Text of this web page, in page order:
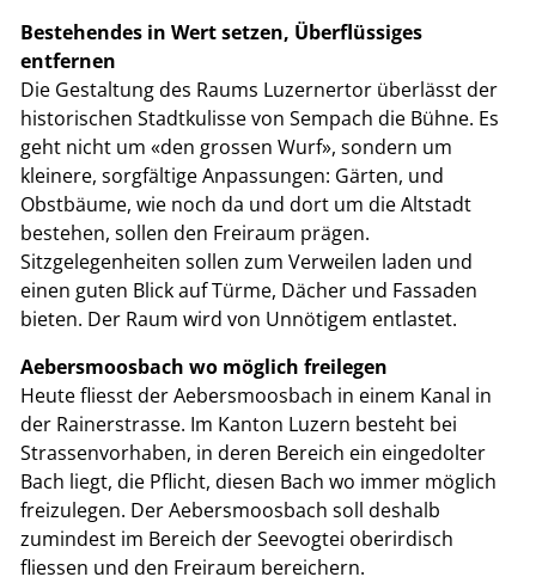
Bestehendes in Wert setzen, Überflüssiges
entfernen
Die Gestaltung des Raums Luzernertor überlässt der
historischen Stadtkulisse von Sempach die Bühne. Es
geht nicht um «den grossen Wurf», sondern um
kleinere, sorgfältige Anpassungen: Gärten, und
Obstbäume, wie noch da und dort um die Altstadt
bestehen, sollen den Freiraum prägen.
Sitzgelegenheiten sollen zum Verweilen laden und
einen guten Blick auf Türme, Dächer und Fassaden
bieten. Der Raum wird von Unnötigem entlastet.
Aebersmoosbach wo möglich freilegen
Heute fliesst der Aebersmoosbach in einem Kanal in
der Rainerstrasse. Im Kanton Luzern besteht bei
Strassenvorhaben, in deren Bereich ein eingedolter
Bach liegt, die Pflicht, diesen Bach wo immer möglich
freizulegen. Der Aebersmoosbach soll deshalb
zumindest im Bereich der Seevogtei oberirdisch
fliessen und den Freiraum bereichern.